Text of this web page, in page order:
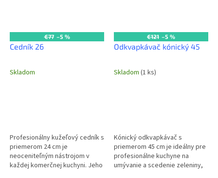
€77 –5 %
Cedník 26
Skladom
Profesionálny kužeľový cedník s
priemerom 24 cm je
neoceniteľným nástrojom v
každej komerčnej kuchyni. Jeho
€121 –5 %
Odkvapkávač kónický 45
Skladom (1 ks)
Kónický odkvapkávač s
priemerom 45 cm je ideálny pre
profesionálne kuchyne na
umývanie a scedenie zeleniny,